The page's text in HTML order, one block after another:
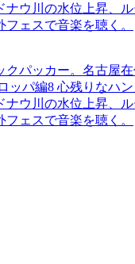
ナウ川の水位上昇、
ェスで音楽を聴く。
クパッカー。名古屋
ッパ編8 心残りなハ
ナウ川の水位上昇、
ェスで音楽を聴く。